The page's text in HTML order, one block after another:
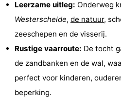
Cadzand-
Bad
Nieuwvliet-
Bad
Schoneveld
Strand
Resort
Nieuwvliet-
Waterdunen
Zonneweelde
Leerzame uitleg: Onderweg
Westerschelde, de natuur,
zeeschepen en de visserij.
Rustige vaarroute: De tocht
de zandbanken en de wal,
perfect voor kinderen,
beperking.